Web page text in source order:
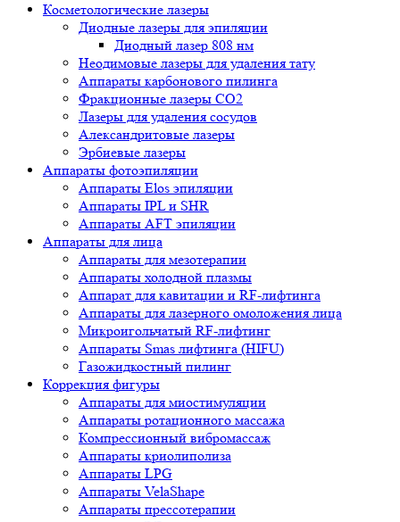
Косметологические лазеры
Диодные лазеры для эпиляции
Диодный лазер 808 нм
Неодимовые лазеры для удаления тату
Аппараты карбонового пилинга
Фракционные лазеры CO2
Лазеры для удаления сосудов
Александритовые лазеры
Эрбиевые лазеры
Аппараты фотоэпиляции
Аппараты Elos эпиляции
Аппараты IPL и SHR
Аппараты AFT эпиляции
Аппараты для лица
Аппараты для мезотерапии
Аппараты холодной плазмы
Аппарат для кавитации и RF-лифтинга
Аппараты для лазерного омоложения лица
Микроигольчатый RF-лифтинг
Аппараты Smas лифтинга (HIFU)
Газожидкостный пилинг
Коррекция фигуры
Аппараты для миостимуляции
Аппараты ротационного массажа
Компрессионный вибромассаж
Аппараты криолиполиза
Аппараты LPG
Аппараты VelaShape
Аппараты прессотерапии